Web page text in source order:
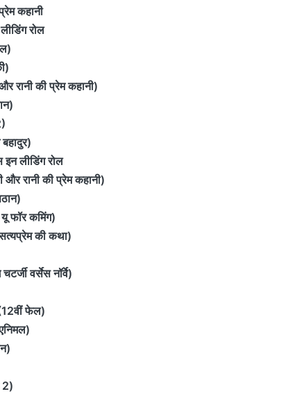
कहानी
रोल
रानी की प्रेम कहानी)
लीडिंग रोल
रानी की प्रेम कहानी)
फॉर कमिंग)
की कथा)
वर्सेस नॉर्वे)
(12वीं फेल)
2)